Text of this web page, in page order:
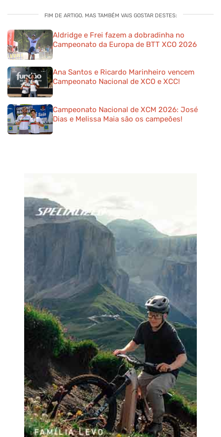
FIM DE ARTIGO. MAS TAMBÉM VAIS GOSTAR DESTES:
Aldridge e Frei fazem a dobradinha no
Campeonato da Europa de BTT XCO 2026
Ana Santos e Ricardo Marinheiro vencem
Campeonato Nacional de XCO e XCC!
Campeonato Nacional de XCM 2026: José
Dias e Melissa Maia são os campeões!